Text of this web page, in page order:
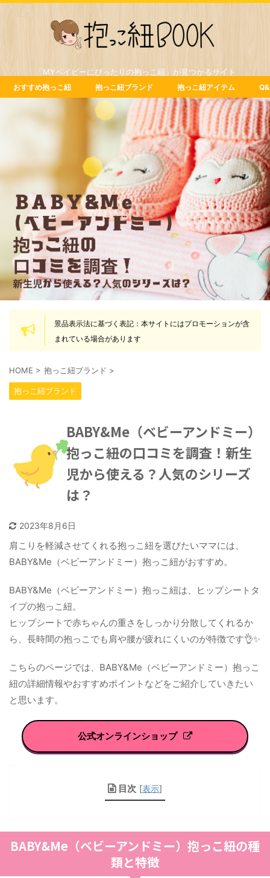
「MYベイビーにぴったりの抱っこ紐」が見つかるサイト
おすすめ抱っこ紐 抱っこ紐ブランド 抱っこ紐アイテム
景品表示法に基づく表記：本サイトにはプロモーションが含
まれている場合があります
HOME > 抱っこ紐ブランド >
抱っこ紐ブランド
BABY&Me（ベビーアンドミー）
抱っこ紐の口コミを調査！新生
児から使える？人気のシリーズ
は？
2023年8月6日
肩こりを軽減させてくれる抱っこ紐を選びたいママには、
BABY&Me（ベビーアンドミー）抱っこ紐がおすすめ。
BABY&Me（ベビーアンドミー）抱っこ紐は、ヒップシートタ
イプの抱っこ紐。
ヒップシートで赤ちゃんの重さをしっかり分散してくれるか
ら、長時間の抱っこでも肩や腰が疲れにくいのが特徴です👌✨
こちらのページでは、BABY&Me（ベビーアンドミー）抱っこ
紐の詳細情報やおすすめポイントなどをご紹介していきたい
と思います。
公式オンラインショップ
目次 [表示]
BABY&Me（ベビーアンドミー）抱っこ紐の種
類と特徴